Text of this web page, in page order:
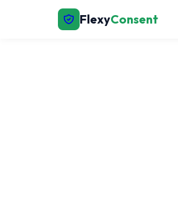
FlexyConsent